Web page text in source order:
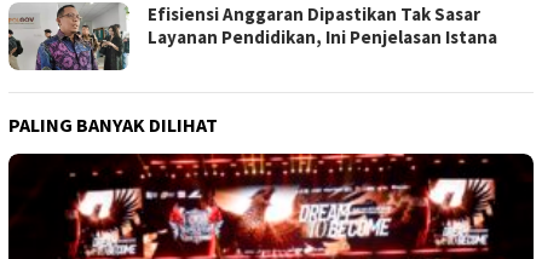
Efisiensi Anggaran Dipastikan Tak Sasar
Layanan Pendidikan, Ini Penjelasan Istana
PALING BANYAK DILIHAT